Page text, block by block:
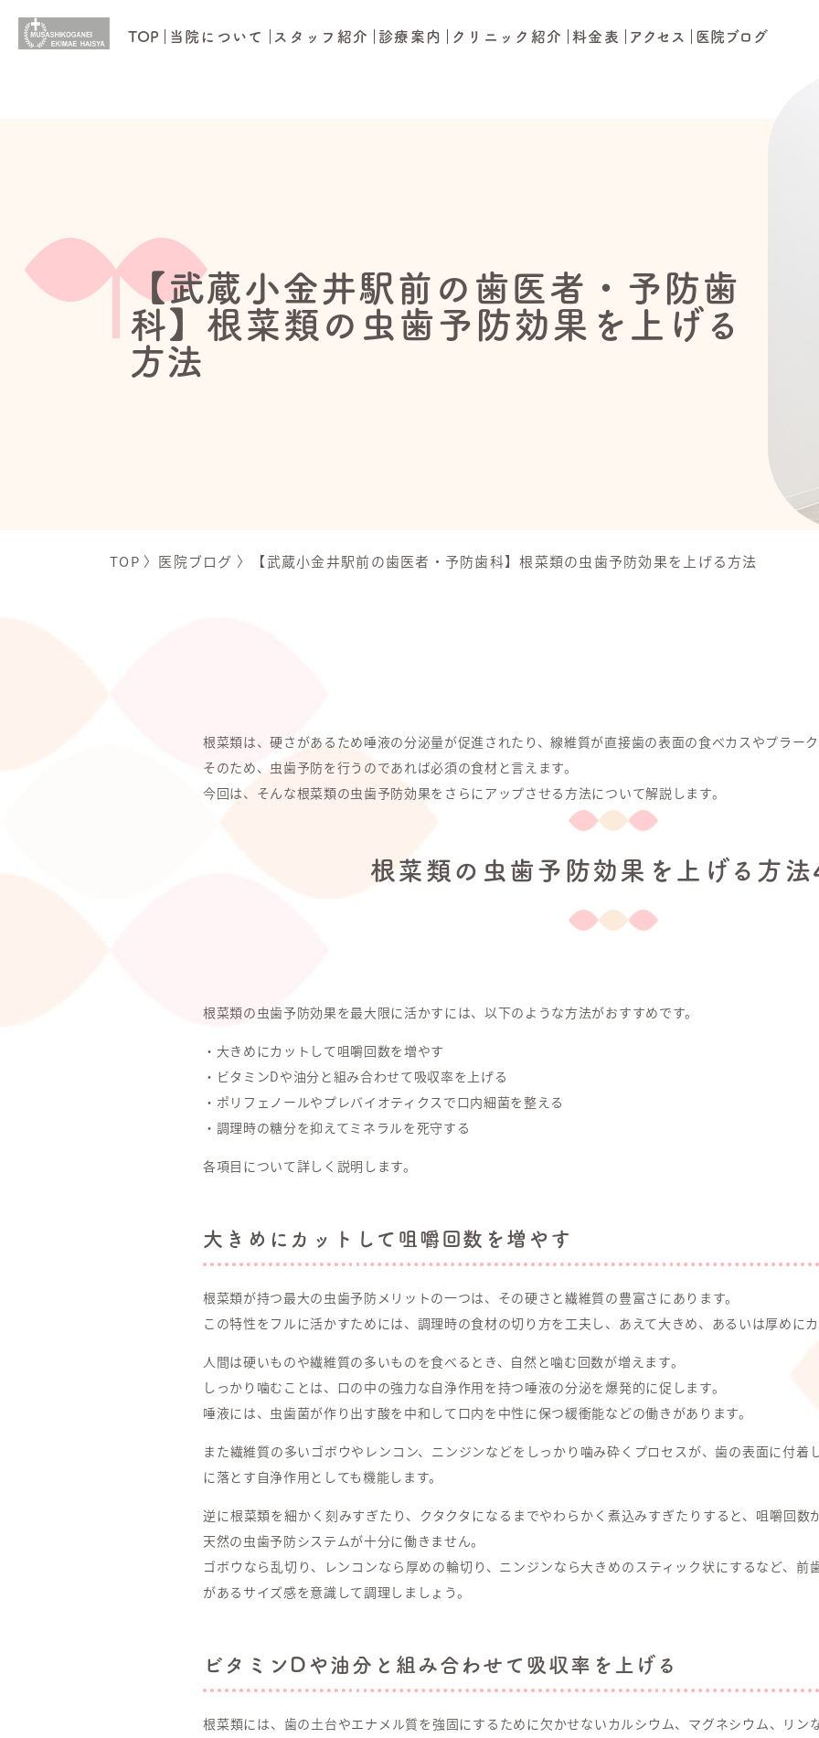
TOP 当院について スタッフ紹介 診療案内 クリニック紹介 料金表 アクセス 医院ブログ
【武蔵小金井駅前の歯医者・予防歯
科】根菜類の虫歯予防効果を上げる
方法
TOP 〉 医院ブログ 〉 【武蔵小金井駅前の歯医者・予防歯科】根菜類の虫歯予防効果を上げる方法
根菜類は、硬さがあるため唾液の分泌量が促進されたり、線維質が直接歯の表面の食べカスやプラー
そのため、虫歯予防を行うのであれば必須の食材と言えます。
今回は、そんな根菜類の虫歯予防効果をさらにアップさせる方法について解説します。
根菜類の虫歯予防効果を上げる方
根菜類の虫歯予防効果を最大限に活かすには、以下のような方法がおすすめです。
・大きめにカットして咀嚼回数を増やす
・ビタミンDや油分と組み合わせて吸収率を上げる
・ポリフェノールやプレバイオティクスで口内細菌を整える
・調理時の糖分を抑えてミネラルを死守する
各項目について詳しく説明します。
大きめにカットして咀嚼回数を増やす
根菜類が持つ最大の虫歯予防メリットの一つは、その硬さと繊維質の豊富さにあります。
この特性をフルに活かすためには、調理時の食材の切り方を工夫し、あえて大きめ、あるいは厚めに
人間は硬いものや繊維質の多いものを食べるとき、自然と噛む回数が増えます。
しっかり噛むことは、口の中の強力な自浄作用を持つ唾液の分泌を爆発的に促します。
唾液には、虫歯菌が作り出す酸を中和して口内を中性に保つ緩衝能などの働きがあります。
また繊維質の多いゴボウやレンコン、ニンジンなどをしっかり噛み砕くプロセスが、歯の表面に付着
に落とす自浄作用としても機能します。
逆に根菜類を細かく刻みすぎたり、クタクタになるまでやわらかく煮込みすぎたりすると、咀嚼回数
天然の虫歯予防システムが十分に働きません。
ゴボウなら乱切り、レンコンなら厚めの輪切り、ニンジンなら大きめのスティック状にするなど、前
があるサイズ感を意識して調理しましょう。
ビタミンDや油分と組み合わせて吸収率を上げる
根菜類には、歯の土台やエナメル質を強固にするために欠かせないカルシウム、マグネシウム、リン